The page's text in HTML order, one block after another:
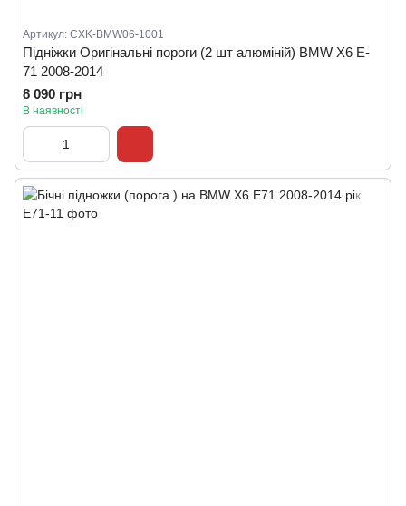
Артикул: CXK-BMW06-1001
Підніжки Оригінальні пороги (2 шт алюміній) BMW X6 E-
71 2008-2014
8 090 грн
В наявності